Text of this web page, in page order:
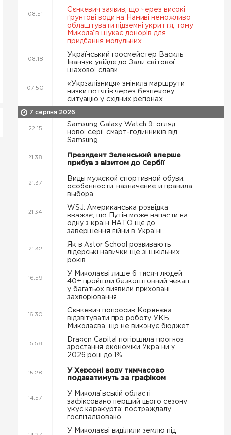
08:51
Сєнкевич заявив, що через високі
ґрунтові води на Намиві неможливо
облаштувати підземні укриття, тому
Миколаїв шукає донорів для
придбання модульних
08:18
Український гросмейстер Василь
Іванчук увійде до Зали світової
шахової слави
07:50
«Укрзалізниця» змінила маршрути
низки потягів через безпекову
ситуацію у східних регіонах
7 серпня 2026
22:15
Samsung Galaxy Watch 9: огляд
нової серії смарт-годинників від
Samsung
21:38
Президент Зеленський вперше
прибув з візитом до Сербії
21:37
Виды мужской спортивной обуви:
особенности, назначение и правила
выбора
21:34
WSJ: Американська розвідка
вважає, що Путін може напасти на
одну з країн НАТО ще до
завершення війни в Україні
21:32
Як в Astor School розвивають
лідерські навички ще зі шкільних
років
16:59
У Миколаєві лише 6 тисяч людей
40+ пройшли безкоштовний чекап:
у багатьох виявили приховані
захворювання
16:30
Сєнкевич попросив Коренєва
відзвітувати про роботу УКБ
Миколаєва, що не виконує бюджет
15:58
Dragon Capital погіршила прогноз
зростання економіки України у
2026 році до 1%
15:28
У Херсоні воду тимчасово
подаватимуть за графіком
14:57
У Миколаївській області
зафіксовано перший цього сезону
укус каракурта: постраждалу
госпіталізовано
У Миколаєві виділили землю під